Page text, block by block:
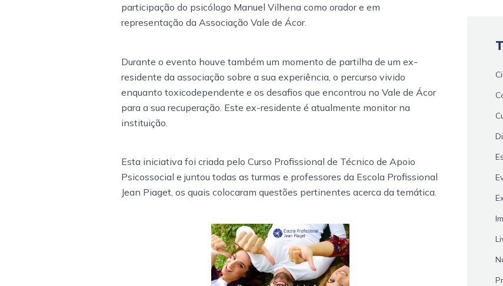
participação do psicólogo Manuel Vilhena como orador e em
representação da Associação Vale de Ácor.
Durante o evento houve também um momento de partilha de um ex-
residente da associação sobre a sua experiência, o percurso vivido
enquanto toxicodependente e os desafios que encontrou no Vale de Ácor
para a sua recuperação. Este ex-residente é atualmente monitor na
instituição.
Esta iniciativa foi criada pelo Curso Profissional de Técnico de Apoio
Psicossocial e juntou todas as turmas e professores da Escola Profissional
Jean Piaget, os quais colocaram questões pertinentes acerca da temática.